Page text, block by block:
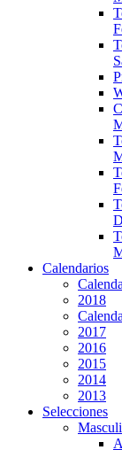
Calendarios
2018
2017
2016
2015
2014
2013
Selecciones